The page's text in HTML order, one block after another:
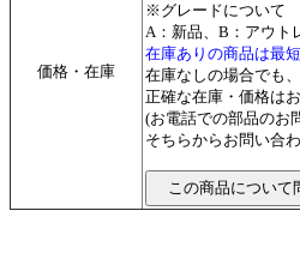
価格・在庫
※グレードについて
A：新品、B：アウト
在庫ありの商品は最
在庫なしの場合でも
正確な在庫・価格は
(お電話での部品のお
そちらからお問い合